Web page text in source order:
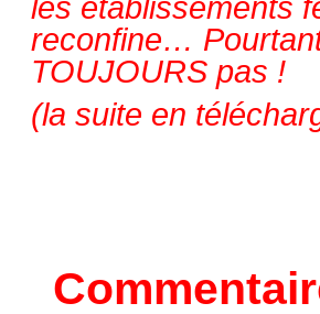
reconfine…
TOUJOURS pas !
(la suite en